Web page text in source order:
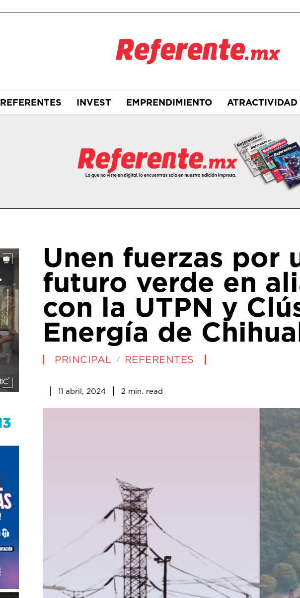
REFERENTES INVEST EMPRENDIMIENTO ATRACTIVIDAD
Unen fuerzas por
futuro verde en
con la UTPN y
Energía de
PRINCIPAL REFERENTES
11 abril, 2024 2 min. read